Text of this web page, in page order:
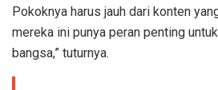
Pokoknya harus jauh dari konten
mereka ini punya peran penting
bangsa,” tuturnya.